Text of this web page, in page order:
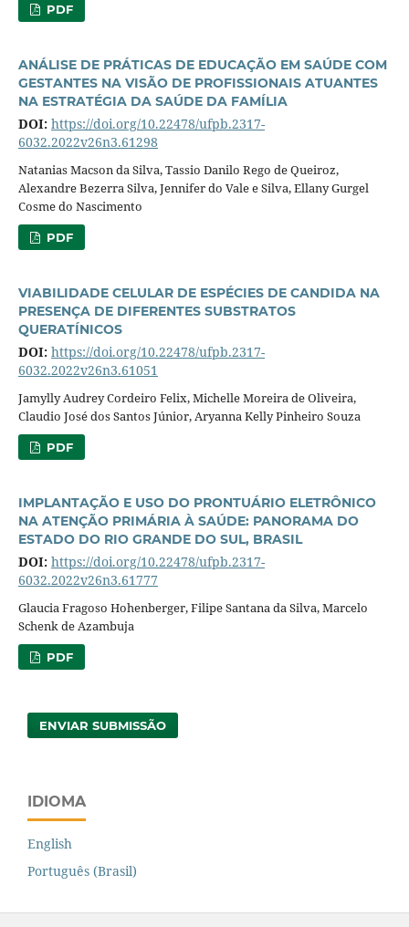
PDF
ANÁLISE DE PRÁTICAS DE EDUCAÇÃO EM SAÚDE COM
GESTANTES NA VISÃO DE PROFISSIONAIS ATUANTES
NA ESTRATÉGIA DA SAÚDE DA FAMÍLIA
DOI: https://doi.org/10.22478/ufpb.2317-
6032.2022v26n3.61298
Natanias Macson da Silva, Tassio Danilo Rego de Queiroz,
Alexandre Bezerra Silva, Jennifer do Vale e Silva, Ellany Gurgel
Cosme do Nascimento
PDF
VIABILIDADE CELULAR DE ESPÉCIES DE CANDIDA NA
PRESENÇA DE DIFERENTES SUBSTRATOS
QUERATÍNICOS
DOI: https://doi.org/10.22478/ufpb.2317-
6032.2022v26n3.61051
Jamylly Audrey Cordeiro Felix, Michelle Moreira de Oliveira,
Claudio José dos Santos Júnior, Aryanna Kelly Pinheiro Souza
PDF
IMPLANTAÇÃO E USO DO PRONTUÁRIO ELETRÔNICO
NA ATENÇÃO PRIMÁRIA À SAÚDE: PANORAMA DO
ESTADO DO RIO GRANDE DO SUL, BRASIL
DOI: https://doi.org/10.22478/ufpb.2317-
6032.2022v26n3.61777
Glaucia Fragoso Hohenberger, Filipe Santana da Silva, Marcelo
Schenk de Azambuja
PDF
ENVIAR SUBMISSÃO
IDIOMA
English
Português (Brasil)